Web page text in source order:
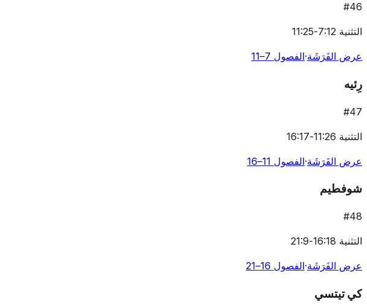
#46
التثنية 7:12-11:25
عرض الفَرَشَة·الفصول 7–11
رِئيه
#47
التثنية 11:26-16:17
عرض الفَرَشَة·الفصول 11–16
شوفطيم
#48
التثنية 16:18-21:9
عرض الفَرَشَة·الفصول 16–21
كي تيتسي